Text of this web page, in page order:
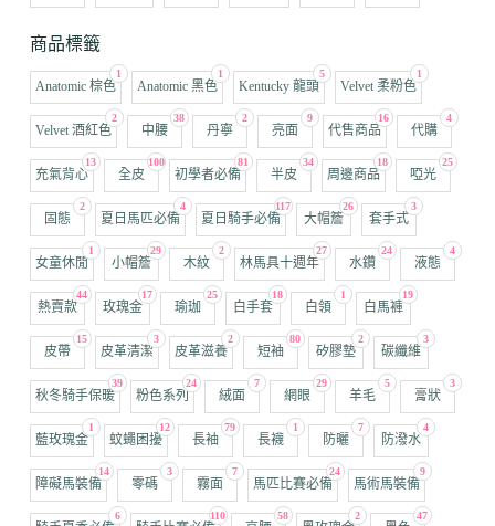
商品標籤
1
Anatomic 棕色
1
Anatomic 黑色
5
Kentucky 龍頭
1
Velvet 柔粉色
2
Velvet 酒紅色
38
中腰
2
丹寧
9
亮面
16
代售商品
4
代購
13
充氣背心
100
全皮
81
初學者必備
34
半皮
18
周邊商品
25
啞光
2
固態
4
夏日馬匹必備
117
夏日騎手必備
26
大帽簷
3
套手式
1
女童休閒
29
小帽簷
2
木紋
27
林馬具十週年
24
水鑽
4
液態
44
熱賣款
17
玫瑰金
25
瑜珈
18
白手套
1
白領
19
白馬褲
15
皮帶
3
皮革清潔
2
皮革滋養
80
短袖
2
矽膠墊
3
碳纖維
39
秋冬騎手保暖
24
粉色系列
7
絨面
29
網眼
5
羊毛
3
膏狀
1
藍玫瑰金
12
蚊蠅困擾
79
長袖
1
長襪
7
防曬
4
防潑水
14
障礙馬裝備
3
零碼
7
霧面
24
馬匹比賽必備
9
馬術馬裝備
6 110 58 2 47